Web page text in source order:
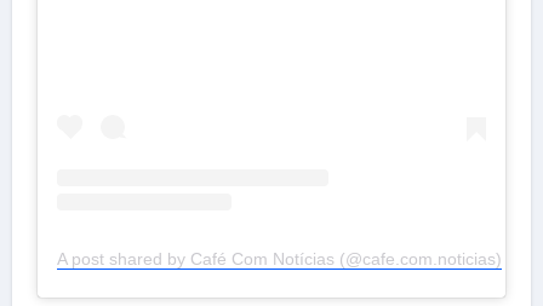
A post shared by Café Com Notícias (@cafe.com.noticias)